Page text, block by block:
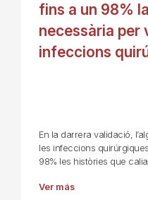
fins a un 98%
necessària per
infeccions
En la darrera validació,
les infeccions
98% les històries que
Ver más